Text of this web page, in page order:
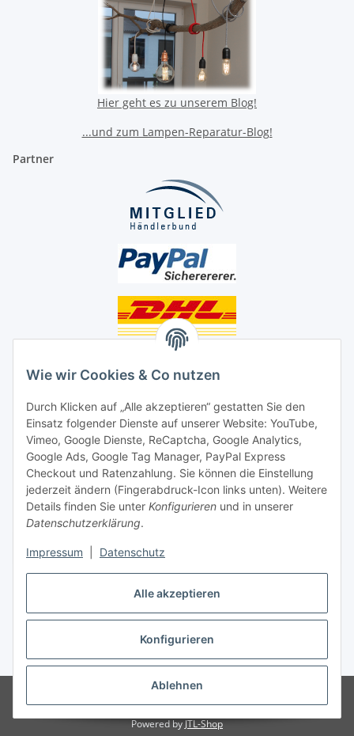
Alle akzeptieren
Konfigurieren
Ablehnen
Wie wir Cookies & Co nutzen
Durch Klicken auf „Alle akzeptieren“ gestatten Sie den
Einsatz folgender Dienste auf unserer Website: YouTube,
Vimeo, Google Dienste, ReCaptcha, Google Analytics,
Google Ads, Google Tag Manager, PayPal Express
Checkout und Ratenzahlung. Sie können die Einstellung
jederzeit ändern (Fingerabdruck-Icon links unten). Weitere
Details finden Sie unter Konfigurieren und in unserer
Datenschutzerklärung.
Impressum Datenschutz
Hier geht es zu unserem Blog!
...und zum Lampen-Reparatur-Blog!
Partner
Social Media
Unsere Dienstleistungen
Lampenreparatur
Lichtservice für Senioren
Vertrag widerrufen
* Alle Preise inkl. gesetzlicher USt., ** siehe Lieferbedingungen, zzgl.
Versand
Endkunden und Wiederverkäufer
Powered byJTL-Shop